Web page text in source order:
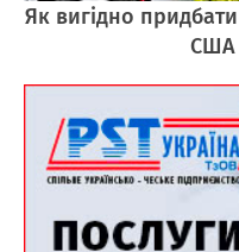
Як вигідно
США